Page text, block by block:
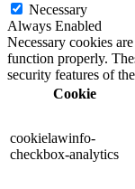
Necessary
Always Enabled
Necessary cookies
function properly.
security features of
Cookie
cookielawinfo-
checkbox-analytics